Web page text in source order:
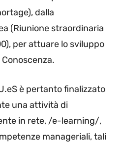
dalla
(Riunione straordinaria
per attuare lo sviluppo
è pertanto finalizzato
una attività di
in rete, /e-learning/,
manageriali, tali